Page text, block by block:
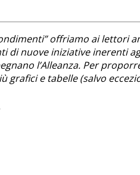
offriamo ai lettori
di nuove iniziative inerenti
l’Alleanza. Per
grafici e tabelle (salvo